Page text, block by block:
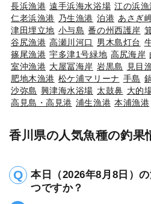
長浜漁港 遠手浜海水浴場 江の浜漁
仁老浜漁港 乃生漁港 泊港 あさぎ
津田埋立地 小与島 番の州西護岸
谷尻漁港 高瀬川河口 男木島灯台
篠尾漁港 宇多津1号緑地 高尻海岸
室沖漁港 大屋冨海岸 岩黒島 見目
肥地木漁港 松ケ浦マリーナ 手島
沙弥島 興津海水浴場 太鼓鼻 大的
高見島・高見港 浦生漁港 本浦漁港
香川県の人気魚種の釣果
本日（2026年8月8日）
つですか？